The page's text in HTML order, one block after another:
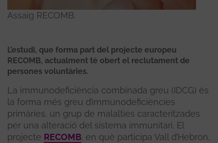
Assaig RECOMB.
L’estudi, que forma part del projecte europeu
RECOMB, actualment té obert el reclutament de
persones voluntàries.
La immunodeficiència combinada greu (IDCG) és
la forma més greu d’immunodeficiències
primàries, un grup de malalties caracteritzades
per una alteració del sistema immunitari. El
projecte RECOMB, en què participa Vall d’Hebron,